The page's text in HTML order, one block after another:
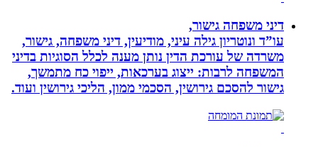
דיני משפחה גישור,
עו”ד ונוטריון גילה עיני, מודיעין, דיני משפחה, גישור,
משרדה של עורכת הדין נותן מענה לכלל הסוגיות בדיני
המשפחה לרבות: ייצוג בערכאות, ייפוי כח מתמשך,
גישור להסכם גירושין, הסכמי ממון, הליכי גירושין ועוד.